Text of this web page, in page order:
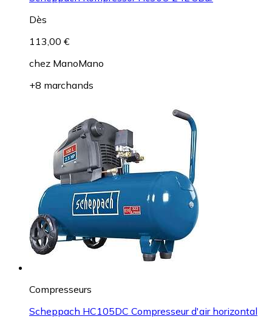
Dès
113,00 €
chez ManoMano
+8 marchands
Compresseurs
Scheppach HC105DC Compresseur d'air horizontal